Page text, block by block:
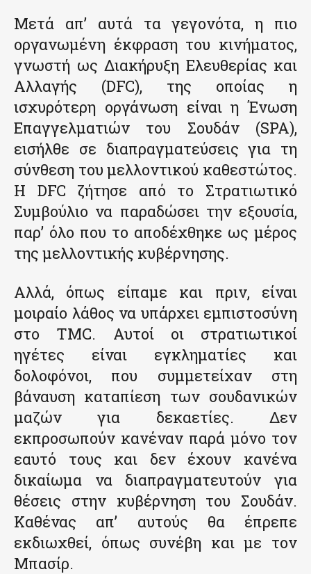
Μετά απ’ αυτά τα γεγονότα, η πιο
οργανωμένη έκφραση του κινήματος,
γνωστή ως Διακήρυξη Ελευθερίας και
Αλλαγής (DFC), της οποίας η
ισχυρότερη οργάνωση είναι η Ένωση
Επαγγελματιών του Σουδάν (SPA),
εισήλθε σε διαπραγματεύσεις για τη
σύνθεση του μελλοντικού καθεστώτος.
Η DFC ζήτησε από το Στρατιωτικό
Συμβούλιο να παραδώσει την εξουσία,
παρ’ όλο που το αποδέχθηκε ως μέρος
της μελλοντικής κυβέρνησης.
Αλλά, όπως είπαμε και πριν, είναι
μοιραίο λάθος να υπάρχει εμπιστοσύνη
στο TMC. Αυτοί οι στρατιωτικοί
ηγέτες είναι εγκληματίες και
δολοφόνοι, που συμμετείχαν στη
βάναυση καταπίεση των σουδανικών
μαζών για δεκαετίες. Δεν
εκπροσωπούν κανέναν παρά μόνο τον
εαυτό τους και δεν έχουν κανένα
δικαίωμα να διαπραγματευτούν για
θέσεις στην κυβέρνηση του Σουδάν.
Καθένας απ’ αυτούς θα έπρεπε
εκδιωχθεί, όπως συνέβη και με τον
Μπασίρ.